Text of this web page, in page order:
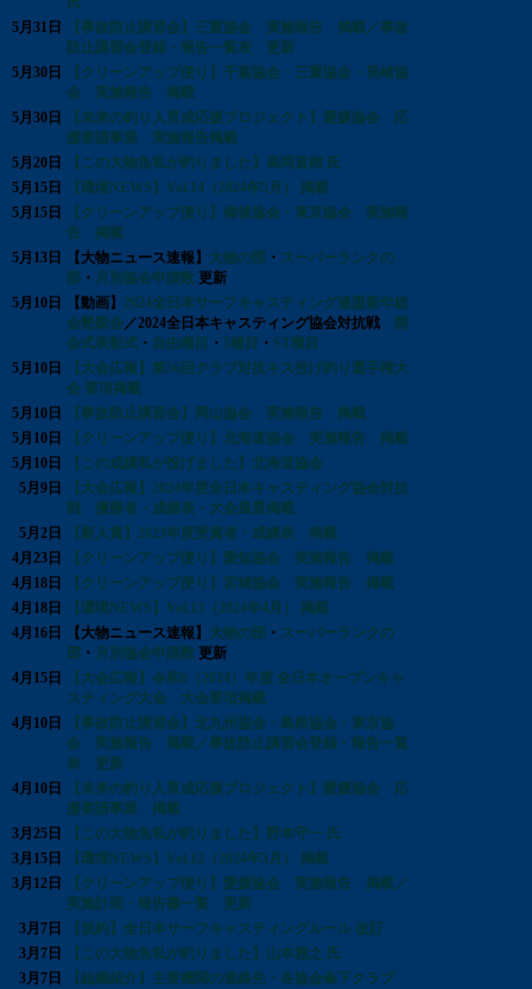
5月31日
【事故防止講習会】三重協会 実施報告 掲載／事故
防止講習会登録・報告一覧表 更新
5月30日
【クリーンアップ便り】千葉協会・三重協会・長崎協
会 実施報告 掲載
5月30日
【未来の釣り人育成応援プロジェクト】愛媛協会 応
援要請事業 実施報告掲載
5月20日
【この大物魚私が釣りました】高岡直樹 氏
5月15日
【環境NEWS】Vol.14（2024年5月） 掲載
5月15日
【クリーンアップ便り】備後協会・東京協会 実施報
告 掲載
5月13日
【大物ニュース速報】 大物の部 ・ スーパーランクの
部 ・ 月別協会申請数 更新
5月10日
【動画】 2024全日本サーフキャスティング連盟新年総
会懇親会／2024全日本キャスティング協会対抗戦
開
会式表彰式 ・ 自由種目 ・ 5種目 ・ ST種目
5月10日
【大会広報】第56回クラブ対抗キス投げ釣り選手権大
会 要項掲載
5月10日
【事故防止講習会】岡山協会 実施報告 掲載
5月10日
【クリーンアップ便り】北海道協会 実施報告 掲載
5月10日
【この成績私が投げました】北海道協会
5月9日
【大会広報】2024年度全日本キャスティング協会対抗
戦 優勝者・成績表・大会風景掲載
5月2日
【新人賞】2023年度受賞者・成績表 掲載
4月23日
【クリーンアップ便り】愛知協会 実施報告 掲載
4月18日
【クリーンアップ便り】宮城協会 実施報告 掲載
4月18日
【環境NEWS】Vol.13（2024年4月） 掲載
4月16日
【大物ニュース速報】 大物の部 ・ スーパーランクの
部 ・ 月別協会申請数 更新
4月15日
【大会広報】令和6（2024）年度 全日本オープンキャ
スティング大会 大会要項掲載
4月10日
【事故防止講習会】北九州協会・島根協会・東京協
会 実施報告 掲載／事故防止講習会登録・報告一覧
表 更新
4月10日
【未来の釣り人育成応援プロジェクト】愛媛協会 応
援要請事業 掲載
3月25日
【この大物魚私が釣りました】野本守一 氏
3月15日
【環境NEWS】Vol.12（2024年3月） 掲載
3月12日
【クリーンアップ便り】愛媛協会 実施報告 掲載／
実施計画・報告書一覧 更新
3月7日
【規約】全日本サーフキャスティングルール 改訂
3月7日
【この大物魚私が釣りました】山本雅之 氏
3月7日
【組織紹介】主要機関の連絡先・各協会傘下クラブ